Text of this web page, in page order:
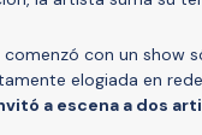
comenzó con un show
elogiada en
a escena a dos